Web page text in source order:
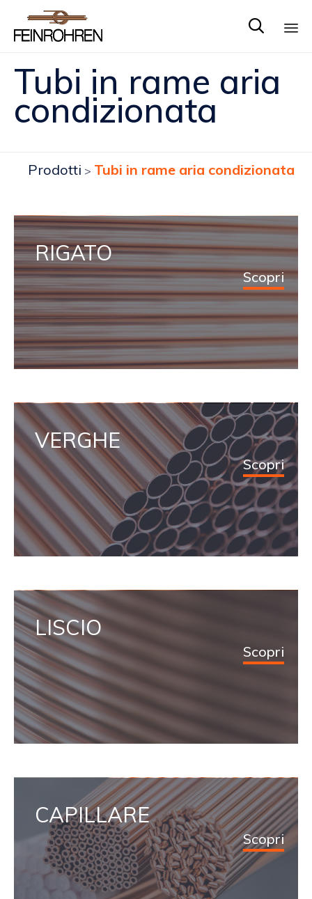

Tubi in rame aria
condizionata
Prodotti > Tubi in rame aria condizionata
RIGATO
Scopri
VERGHE
Scopri
LISCIO
Scopri
CAPILLARE
Scopri